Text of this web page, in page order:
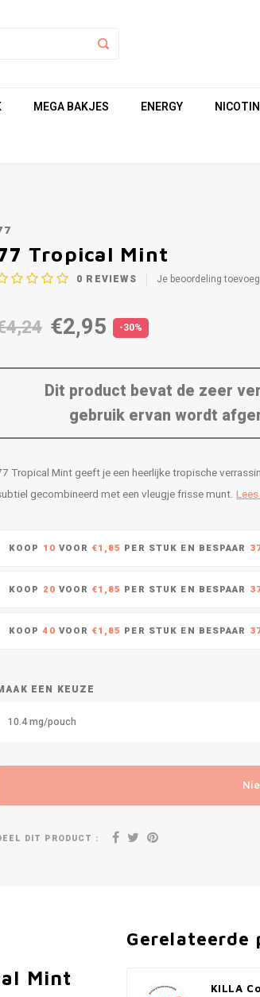
MEGA BAKJES ENERGY
Tropical Mint
0 REVIEWS Je beoordeling
€2,95 -30%
Dit product bevat de zeer
gebruik ervan wordt
Tropical Mint geeft je een heerlijke tropische
gecombineerd met een vleugje frisse munt.
KOOP 10 VOOR €1,85 PER STUK EN BESPAAR
KOOP 20 VOOR €1,85 PER STUK EN BESPAAR
KOOP 40 VOOR €1,85 PER STUK EN BESPAAR
EEN KEUZE
10.4 mg/pouch
DIT PRODUCT :
Mint
Gerelateerde
KILLA